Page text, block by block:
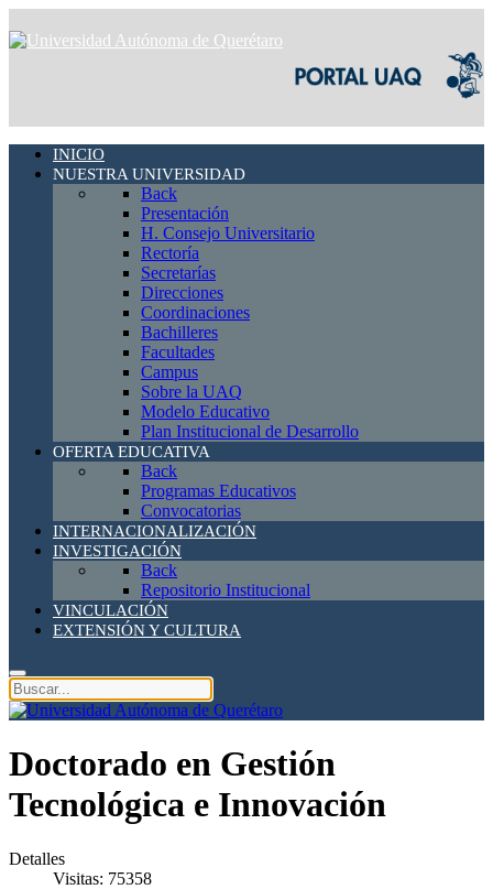
INICIO
NUESTRA UNIVERSIDAD
Back
Presentación
H. Consejo Universitario
Rectoría
Secretarías
Direcciones
Coordinaciones
Bachilleres
Facultades
Campus
Sobre la UAQ
Modelo Educativo
Plan Institucional de Desarrollo
OFERTA EDUCATIVA
Back
Programas Educativos
Convocatorias
INTERNACIONALIZACIÓN
INVESTIGACIÓN
Back
Repositorio Institucional
VINCULACIÓN
EXTENSIÓN Y CULTURA
Doctorado en Gestión
Tecnológica e Innovación
Detalles
Visitas: 75358